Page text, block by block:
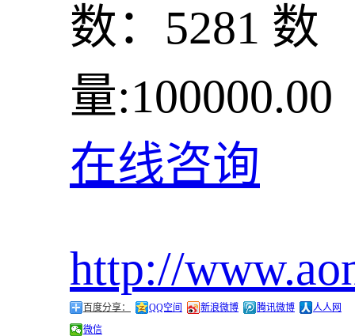
数：5281 数
量:100000.00
在线咨询
http://
百度分享： QQ空间 新浪微博 腾讯微博
人人网
微信